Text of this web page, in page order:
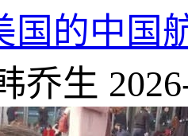
国的中国
乔生